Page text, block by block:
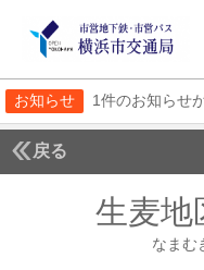
お知らせ 1件のお知らせ
戻る
生麦地
なまむ